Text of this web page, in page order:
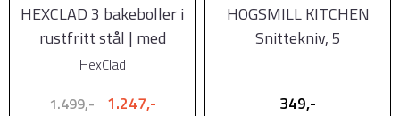
HEXCLAD 3 bakeboller i
rustfritt stål | med
vakuumforseglet ...
HexClad
1.499,- 1.247,-
HOGSMILL KITCHEN
Snittekniv, 5
349,-